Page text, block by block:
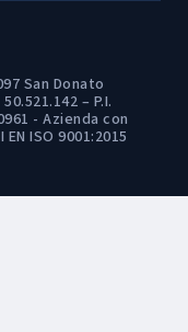
San Donato
– P.I.
- Azienda con
ISO 9001:2015